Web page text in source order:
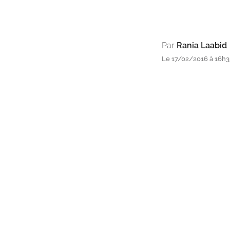
Par Rania Laabid
Le 17/02/2016 à